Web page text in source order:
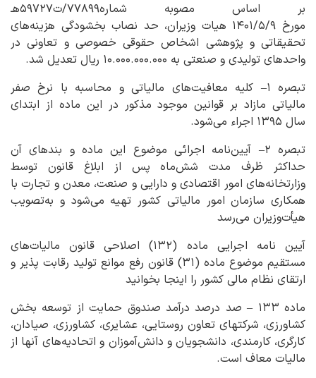
بر اساس مصوبه شماره۷۷۸۹۹/ت۵۹۷۲۷هـ
مورخ ۱۴۰۱/۵/۹ هیات وزیران، حد نصاب بخشودگی هزینه‌های
تحقیقاتی و پژوهشی اشخاص حقوقی خصوصی و تعاونی در
واحدهای تولیدی و صنعتی به ۱۰.۰۰۰.۰۰۰.۰۰۰ ریال تعدیل شد.
تبصره ۱– کلیه معافیت‌های مالیاتی و محاسبه با نرخ صفر
مالیاتی مازاد بر قوانین موجود مذکور در این ماده از ابتدای
سال ۱۳۹۵ اجراء می‌شود.
تبصره ۲– آیین‌نامه اجرائی موضوع این ماده و بندهای آن
حداکثر ظرف مدت شش‌ماه پس از ابلاغ قانون توسط
وزارتخانه‌های امور اقتصادی و دارایی و صنعت، معدن و تجارت با
همکاری سازمان امور مالیاتی کشور تهیه می‌شود و به‌تصویب
هیأت‌وزیران می‌رسد
آیین نامه اجرایی ماده (۱۳۲) اصلاحی قانون مالیات‌های
مستقیم موضوع ماده (۳۱) قانون رفع موانع تولید رقابت پذیر و
ارتقای نظام مالی کشور را اینجا بخوانید
ماده ۱۳۳ – ‌صد درصد درآمد صندوق حمایت از توسعه بخش
کشاورزی، شرکتهای تعاون روستایی، عشایری، کشاورزی، صیادان،
کارگری، کارمندی، دانشجویان و دانش‌آموزان و اتحادیه‌های آنها از
مالیات‌ معاف است.